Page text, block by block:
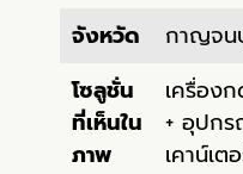
จังหวัด
กาญจน
โซลูชั่น
ที่เห็นใน
ภาพ
เครื่อง
+ อุปกร
เคาน์เต